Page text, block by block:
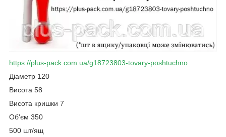
https://plus-pack.com.ua/g18723803-tovary-poshtuchno
Діаметр 120
Висота 58
Висота кришки 7
Об'єм 350
500 шт/ящ